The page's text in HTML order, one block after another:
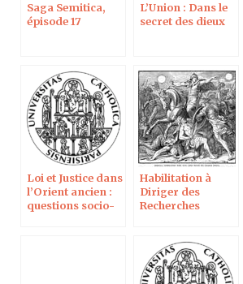
Saga Semitica,
épisode 17
L’Union : Dans le
secret des dieux
Loi et Justice dans
l’Orient ancien :
questions socio-
Habilitation à
Diriger des
Recherches